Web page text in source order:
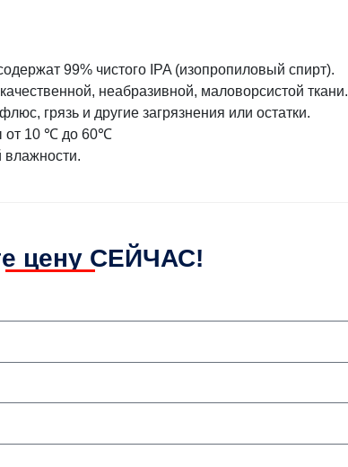
99% чистого IPA (изопропиловый спирт).
неабразивной, маловорсистой ткани.
грязь и другие загрязнения или остатки.
от 10 ℃ до 60℃
влажности.
цену СЕЙЧАС!